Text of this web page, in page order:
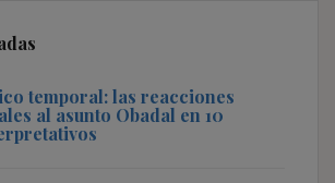
temporal: las reacciones
al asunto Obadal en 10